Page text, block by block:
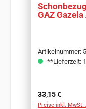
GAZ
Artikelnummer:
**Lieferzeit:
Regulärer Preis:
33,15 €
Preise inkl. MwSt.